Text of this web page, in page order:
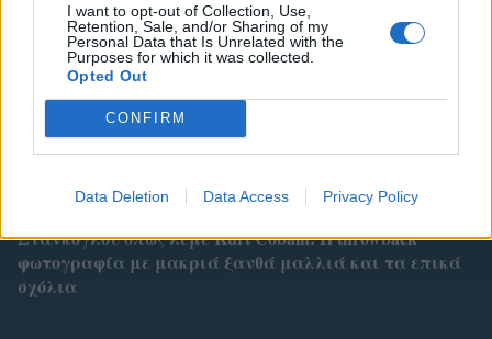
I want to opt-out of Collection, Use,
Retention, Sale, and/or Sharing of my
Personal Data that Is Unrelated with the
Purposes for which it was collected.
Opted Out
CONFIRM
Data Deletion Data Access Privacy Policy
με τον αδερφό του, Λάμπρο & το νέο τηλεοπτικό βήμα
Η Σμαράγδα Καρύδη γίνεται 57 ετών στην πιο
όμορφη γενέθλια χρονιά της: Η μαρτυρία για τις
νίκες της
Στάνκογλου όπως λέμε Kurt Cobain: H throwback
φωτογραφία με μακριά ξανθά μαλλιά και τα επικά
σχόλια